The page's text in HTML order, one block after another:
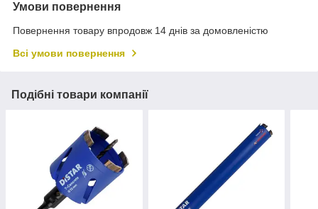
Умови повернення
Повернення товару впродовж 14 днів за домовленістю
Всі умови повернення
Подібні товари компанії